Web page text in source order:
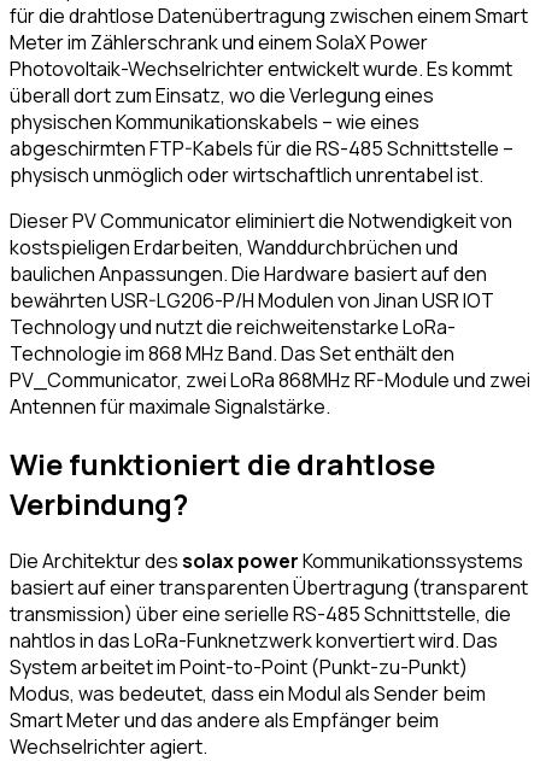
für die drahtlose Datenübertragung zwischen einem Smart
Meter im Zählerschrank und einem SolaX Power
Photovoltaik-Wechselrichter entwickelt wurde. Es kommt
überall dort zum Einsatz, wo die Verlegung eines
physischen Kommunikationskabels – wie eines
abgeschirmten FTP-Kabels für die RS-485 Schnittstelle –
physisch unmöglich oder wirtschaftlich unrentabel ist.
Dieser PV Communicator eliminiert die Notwendigkeit von
kostspieligen Erdarbeiten, Wanddurchbrüchen und
baulichen Anpassungen. Die Hardware basiert auf den
bewährten USR-LG206-P/H Modulen von Jinan USR IOT
Technology und nutzt die reichweitenstarke LoRa-
Technologie im 868 MHz Band. Das Set enthält den
PV_Communicator, zwei LoRa 868MHz RF-Module und zwei
Antennen für maximale Signalstärke.
Wie funktioniert die drahtlose
Verbindung?
Die Architektur dessolax powerKommunikationssystems
basiert auf einer transparenten Übertragung (transparent
transmission) über eine serielle RS-485 Schnittstelle, die
nahtlos in das LoRa-Funknetzwerk konvertiert wird. Das
System arbeitet im Point-to-Point (Punkt-zu-Punkt)
Modus, was bedeutet, dass ein Modul als Sender beim
Smart Meter und das andere als Empfänger beim
Wechselrichter agiert.